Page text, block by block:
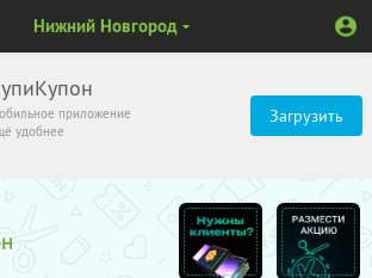
приложение
удобнее
Загрузить
Нижний Новгород